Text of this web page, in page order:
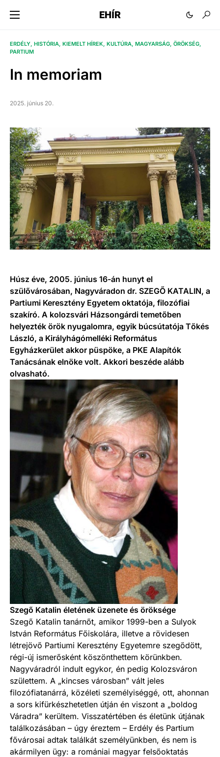
EHÍR
ERDÉLY HISTÓRIA KIEMELT HÍREK KULTÚRA MAGYARSÁG ÖRÖKSÉG
PARTIUM
In memoriam
2025. június 20.
Húsz éve, 2005. június 16-án hunyt el
szülővárosában, Nagyváradon dr. SZEGŐ KATALIN, a
Partiumi Keresztény Egyetem oktatója, filozófiai
szakíró. A kolozsvári Házsongárdi temetőben
helyezték örök nyugalomra, egyik búcsútatója Tőkés
László, a Királyhágómelléki Református
Egyházkerület akkor püspöke, a PKE Alapítók
Tanácsának elnöke volt. Akkori beszéde alább
olvasható.
Szegő Katalin életének üzenete és öröksége
Szegő Katalin tanárnőt, amikor 1999-ben a Sulyok
István Református Főiskolára, illetve a rövidesen
létrejövő Partiumi Keresztény Egyetemre szegődött,
régi-új ismerősként köszönthettem körünkben.
Nagyváradról indult egykor, én pedig Kolozsváron
születtem. A „kincses városban” vált jeles
filozófiatanárrá, közéleti személyiséggé, ott, ahonnan
a sors kifürkészhetetlen útján én viszont a „boldog
Váradra” kerültem. Visszatértében és életünk útjának
találkozásában – úgy éreztem – Erdély és Partium
fővárosai adtak találkát személyünkben, és nem is
akármilyen ügy: a romániai magyar felsőoktatás